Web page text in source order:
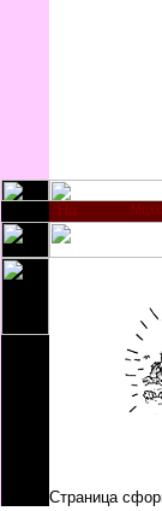
Страница